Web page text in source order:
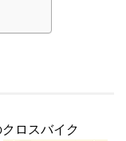
ロスバイク